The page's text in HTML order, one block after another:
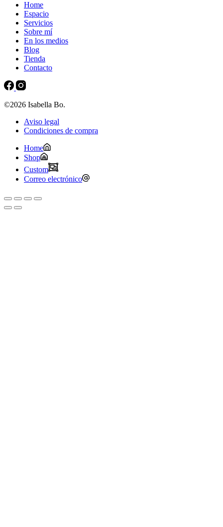
Home
Espacio
Servicios
Sobre mí
En los medios
Blog
Tienda
Contacto
©2026 Isabella Bo.
Aviso legal
Condiciones de compra
Home
Shop
Custom
Correo electrónico